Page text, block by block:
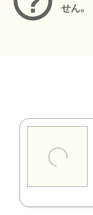
せん。